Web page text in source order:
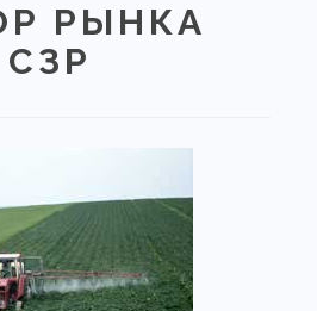
РЫНКА
СЗР